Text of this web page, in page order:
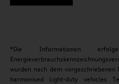
*Die Informationen
wurden nach dem vorgeschriebenen
harmonised Light-duty vehicles